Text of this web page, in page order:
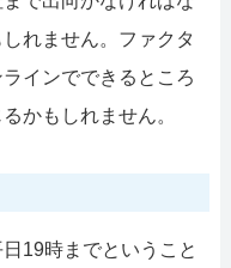
れません。ファクタ
インでできるところ
かもしれません。
19時までということ